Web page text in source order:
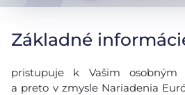
Základné
pristupuje k Vašim osobným
a preto v zmysle Nariadenia